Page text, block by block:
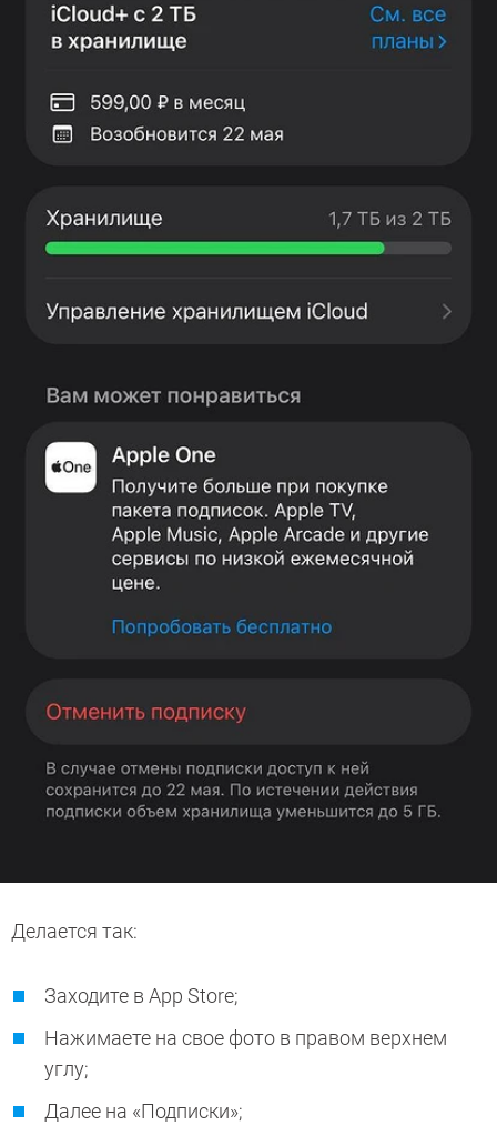
Делается так:
Заходите в App Store;
Нажимаете на свое фото в правом верхнем
углу;
Далее на «Подписки»;